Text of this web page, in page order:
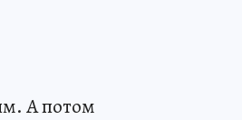
А потом